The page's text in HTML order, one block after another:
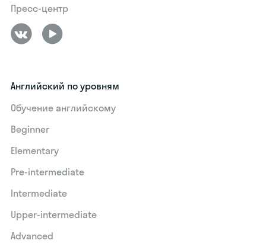
Пресс-центр
Английский по уровням
Обучение английскому
Beginner
Elementary
Pre-intermediate
Intermediate
Upper-intermediate
Advanced